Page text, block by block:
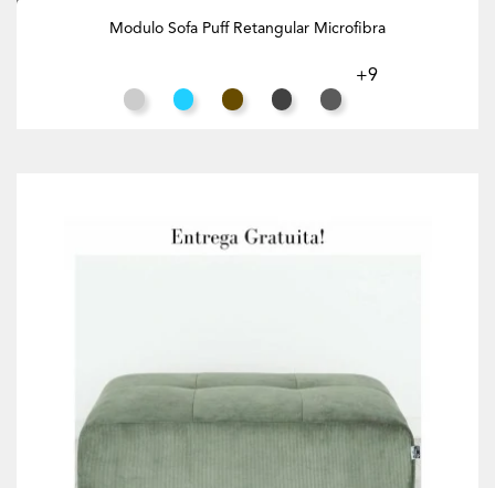
Modulo Sofa Puff Retangular Microfibra
Cinza ClaroAzul Turquesa
Tabaco Preto Cinzento
+9